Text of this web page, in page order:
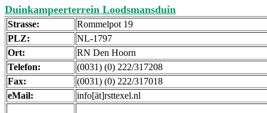
Duinkampeerterrein Loodsmansduin
Strasse:
Rommelpot 19
PLZ:
NL-1797
Ort:
RN Den Hoorn
Telefon:
(0031) (0) 222/317208
Fax:
(0031) (0) 222/317018
eMail:
info[ät]rsttexel.nl